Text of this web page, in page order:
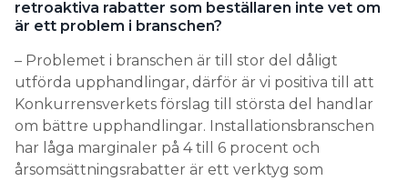
retroaktiva rabatter som beställaren inte vet om
är ett problem i branschen?
– Problemet i branschen är till stor del dåligt
utförda upphandlingar, därför är vi positiva till att
Konkurrensverkets förslag till största del handlar
om bättre upphandlingar. Installationsbranschen
har låga marginaler på 4 till 6 procent och
årsomsättningsrabatter är ett verktyg som